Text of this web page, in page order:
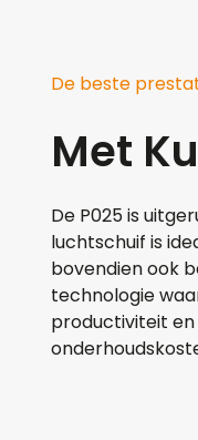
De beste
Met
De P025 is
luchtschuif is
bovendien ook
technologie
productiviteit